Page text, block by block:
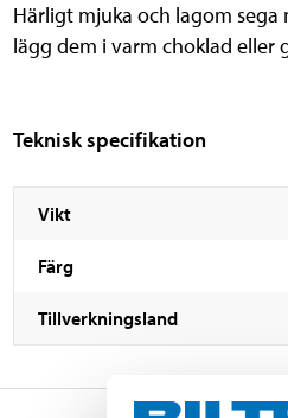
Härligt mjuka och lagom sega
lägg dem i varm choklad eller
Teknisk specifikation
Vikt
Färg
Tillverkningsland